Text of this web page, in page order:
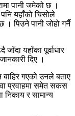
पानी जमेको छ ।
यहाँको चिसोले
पिउने पानी जोहो गर्नै
यहाँका पूर्वाधार
दिए ।
बाहिर गएको उनले बताए
प्रवाहमा समेत सकस
र सामान्य